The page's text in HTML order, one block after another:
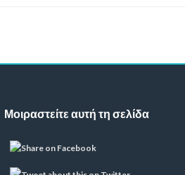
Μοιραστείτε αυτή τη σελίδα